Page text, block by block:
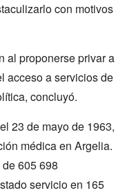
con motivos
al proponerse privar a
acceso a servicios de
concluyó.
23 de mayo de 1963,
médica en Argelia.
605 698
servicio en 165